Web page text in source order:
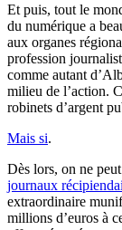
Et puis, tout le
du numérique a
aux organes
profession
comme autant
milieu de l’action.
robinets d’argent
Mais si.
Dès lors, on ne
journaux
extraordinaire
millions d’euros à